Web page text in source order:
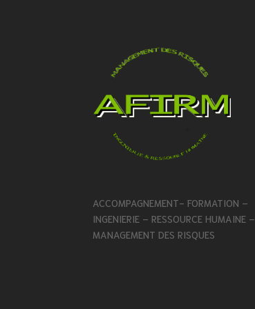
ACCOMPAGNEMENT- FORMATION –
INGENIERIE – RESSOURCE HUMAINE –
MANAGEMENT DES RISQUES